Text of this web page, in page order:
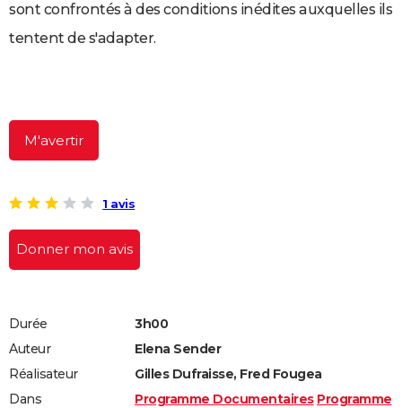
S'inscrire
Se connecter
Lycées
Collèges
Primaires
Universités
Entreprises
Service militaire
Avis de recherche
AVIS DE DÉCÈS
sont confrontés à des conditions inédites auxquelles ils
tentent de s'adapter.
M'avertir
1 avis
Donner mon avis
Durée
3h00
Auteur
Elena Sender
Réalisateur
Gilles Dufraisse, Fred Fougea
Dans
Programme Documentaires Programme